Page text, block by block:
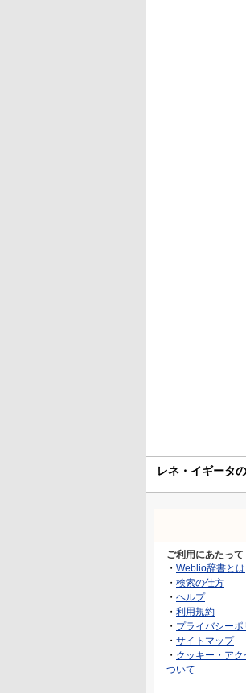
レネ・イギータ
ご利用にあたって
・ Weblio辞書とは
・ 検索の仕方
・ ヘルプ
・ 利用規約
・ プライバシーポ
・ サイトマップ
・ クッキー・ア
ついて